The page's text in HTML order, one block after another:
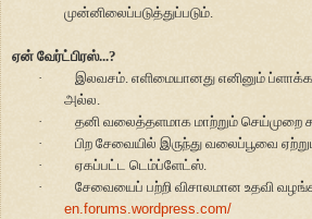
முன்னிலைப்படுத்துப்படும்.
ஏன் வேர்ட்பிரஸ்...?
·
இலவசம். எளிமையானது எனினும்
அல்ல.
·
தனி வலைத்தளமாக மாற்றும் செய்முறை
·
பிற சேவையில் இருந்து வலைப்பூவை
·
ஏகப்பட்ட டெம்ப்ளேட்ஸ்.
·
சேவையைப் பற்றி விசாலமான உதவி
en.forums.wordpress.com/